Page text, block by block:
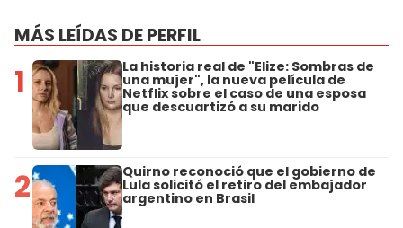
MÁS LEÍDAS DE PERFIL
1 La historia real de "Elize: Sombras de
una mujer", la nueva película de
Netflix sobre el caso de una esposa
que descuartizó a su marido
2 Quirno reconoció que el gobierno de
Lula solicitó el retiro del embajador
argentino en Brasil